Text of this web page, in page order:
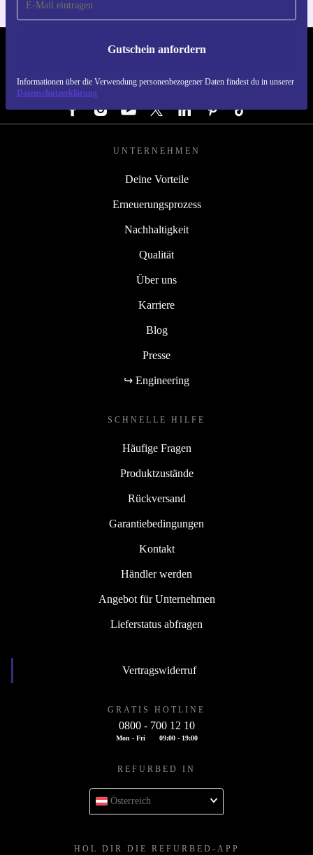
Gutschein anfordern
Informationen über die Verwendung personenbezogener Daten findest du in unserer
Datenschutzerklärung
REFURBED ÖSTERREICH - RETHINK NEW.
FOLGE UNS
UNTERNEHMEN
Deine Vorteile
Erneuerungsprozess
Nachhaltigkeit
Qualität
Über uns
Karriere
Blog
Presse
↪ Engineering
SCHNELLE HILFE
Häufige Fragen
Produktzustände
Rückversand
Garantiebedingungen
Kontakt
Händler werden
Angebot für Unternehmen
Lieferstatus abfragen
Vertragswiderruf
GRATIS HOTLINE
0800 - 700 12 10
Mon - Fri 09:00 - 19:00
REFURBED IN
Österreich
HOL DIR DIE REFURBED-APP